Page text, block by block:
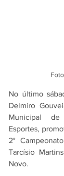
No último
Delmiro
Municipal
Esportes,
2°
Tarcísio
Novo.